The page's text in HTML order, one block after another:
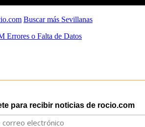
Buscar más Sevillanas
Errores o Falta de Datos
para recibir noticias de rocio.com